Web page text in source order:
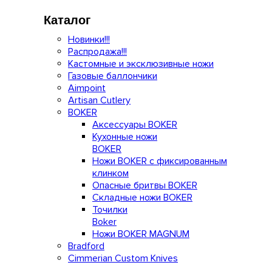
Каталог
Новинки!!!
Распродажа!!!
Кастомные и эксклюзивные ножи
Газовые баллончики
Aimpoint
Artisan Cutlery
BOKER
Аксессуары BOKER
Кухонные ножи
BOKER
Ножи BOKER с фиксированным
клинком
Опасные бритвы BOKER
Складные ножи BOKER
Точилки
Boker
Ножи BOKER MAGNUM
Bradford
Cimmerian Custom Knives